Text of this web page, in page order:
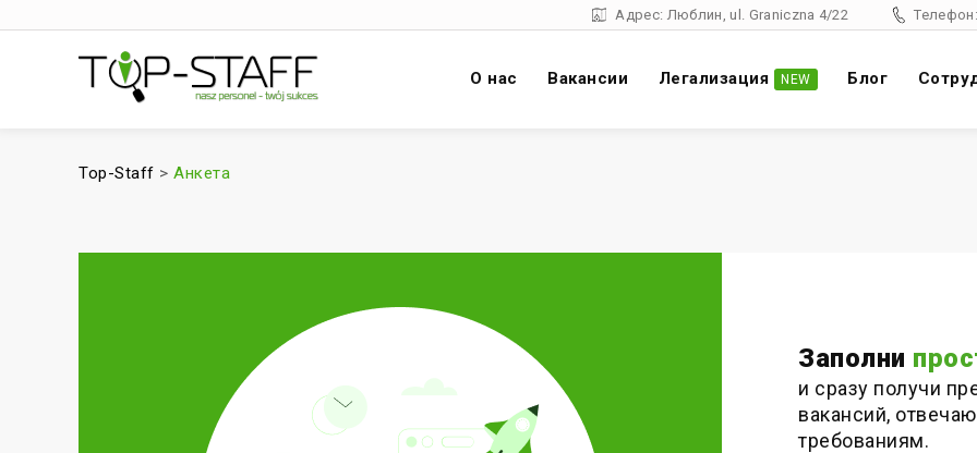
Адрес: Люблин, ul. Graniczna 4/22
О нас Вакансии Легализация NEW Блог
Top-Staff > Анкета
Заполни
и сразу получи
вакансий,
требованиям.